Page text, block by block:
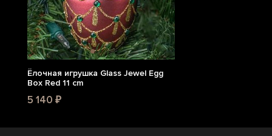
Ёлочная игрушка Glass Jewel Egg
Box Red 11 cm
5 140 ₽